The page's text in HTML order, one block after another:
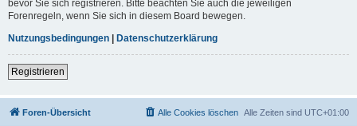
bevor Sie sich registrieren. Bitte beachten Sie auch die jeweiligen
Forenregeln, wenn Sie sich in diesem Board bewegen.
Nutzungsbedingungen | Datenschutzerklärung
Registrieren
Foren-Übersicht Alle Zeiten sind UTC+01:00
Alle Cookies löschen